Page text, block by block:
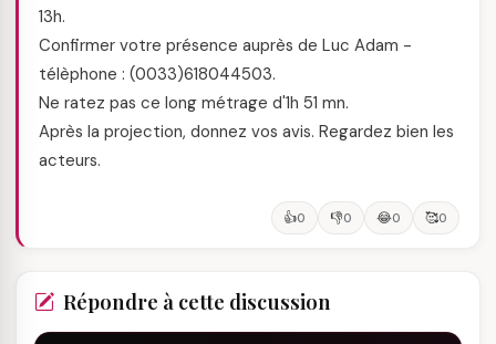
13h.
Confirmer votre présence auprès de Luc Adam -
télèphone : (0033)618044503.
Ne ratez pas ce long métrage d'1h 51 mn.
Après la projection, donnez vos avis. Regardez bien les
acteurs.
👍0 👎0 😂0 🥰0
Répondre à cette discussion